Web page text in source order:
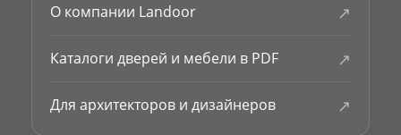
О компании Landoor ↗
Каталоги дверей и мебели в PDF ↗
Для архитекторов и дизайнеров ↗